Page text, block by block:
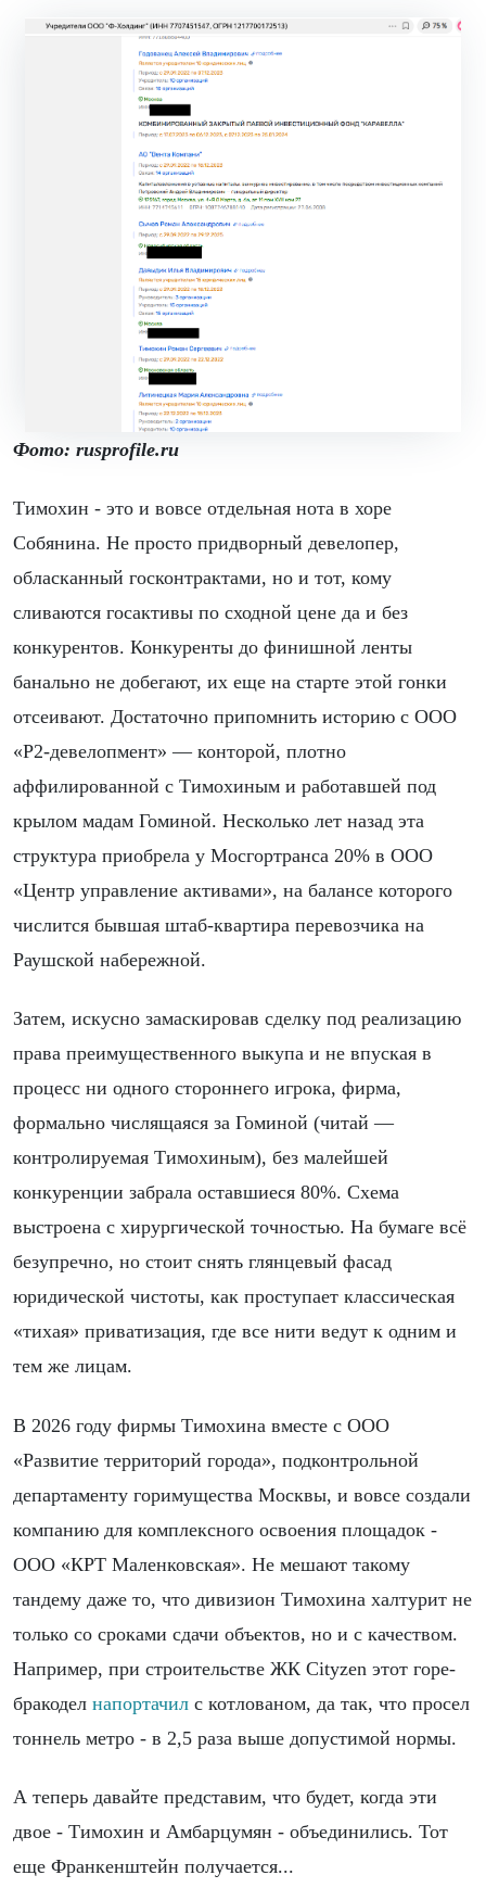
Фото: rusprofile.ru
Тимохин - это и вовсе отдельная нота в хоре
Собянина. Не просто придворный девелопер,
обласканный госконтрактами, но и тот, кому
сливаются госактивы по сходной цене да и без
конкурентов. Конкуренты до финишной ленты
банально не добегают, их еще на старте этой гонки
отсеивают. Достаточно припомнить историю с ООО
«Р2-девелопмент» — конторой, плотно
аффилированной с Тимохиным и работавшей под
крылом мадам Гоминой. Несколько лет назад эта
структура приобрела у Мосгортранса 20% в ООО
«Центр управление активами», на балансе которого
числится бывшая штаб-квартира перевозчика на
Раушской набережной.
Затем, искусно замаскировав сделку под реализацию
права преимущественного выкупа и не впуская в
процесс ни одного стороннего игрока, фирма,
формально числящаяся за Гоминой (читай —
контролируемая Тимохиным), без малейшей
конкуренции забрала оставшиеся 80%. Схема
выстроена с хирургической точностью. На бумаге всё
безупречно, но стоит снять глянцевый фасад
юридической чистоты, как проступает классическая
«тихая» приватизация, где все нити ведут к одним и
тем же лицам.
В 2026 году фирмы Тимохина вместе с ООО
«Развитие территорий города», подконтрольной
департаменту горимущества Москвы, и вовсе создали
компанию для комплексного освоения площадок -
ООО «КРТ Маленковская». Не мешают такому
тандему даже то, что дивизион Тимохина халтурит не
только со сроками сдачи объектов, но и с качеством.
Например, при строительстве ЖК Cityzen этот горе-
бракодел напортачил с котлованом, да так, что просел
тоннель метро - в 2,5 раза выше допустимой нормы.
А теперь давайте представим, что будет, когда эти
двое - Тимохин и Амбарцумян - объединились. Тот
еще Франкенштейн получается...